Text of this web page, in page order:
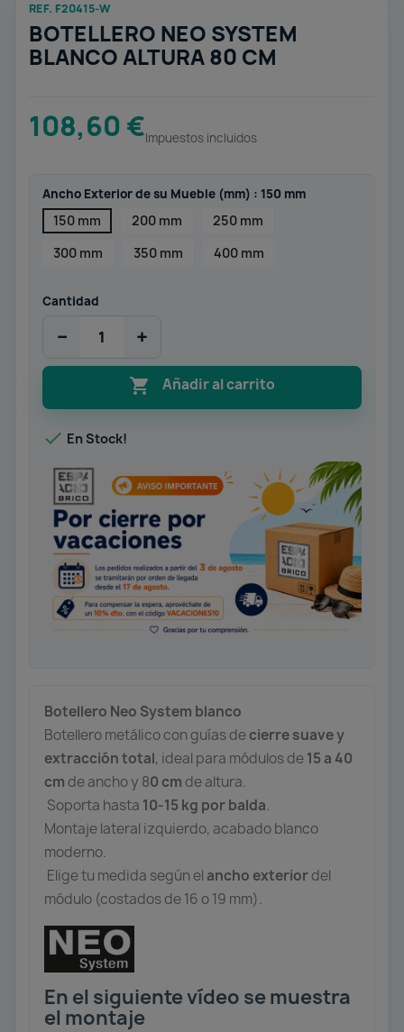
REF. F20415-W
BOTELLERO NEO SYSTEM
BLANCO ALTURA 80 CM
108,60 €Impuestos incluidos
Ancho Exterior de su Mueble (mm) : 150 mm
150 mm 200 mm
250 mm
300 mm
350 mm 400 mm
Cantidad
− +
 Añadir al carrito
 En Stock!
Botellero Neo System blanco
Botellero metálico con guías decierre suave y
extracción total, ideal para módulos de15 a 40
cm de ancho y 80 cm de altura.
Soporta hasta 10-15 kg por balda.
Montaje lateral izquierdo, acabado blanco
moderno.
Elige tu medida según el ancho exteriordel
módulo (costados de 16 o 19 mm).
En el siguiente vídeo se muestra
el montaje